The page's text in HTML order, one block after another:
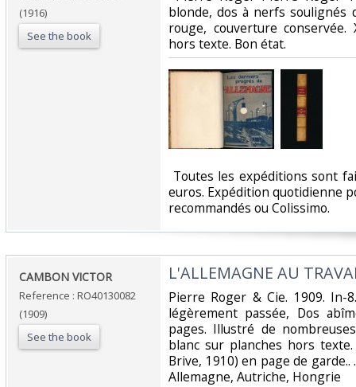
(1916)
See the book
blonde, dos à nerfs
rouge, couverture
hors texte. Bon état.‎
Toutes les expéditions sont
euros. Expédition quotidienne
recommandés ou Colissimo. ‎
‎CAMBON VICTOR‎
Reference : RO40130082
(1909)
See the book
‎L'ALLEMAGNE AU
‎Pierre Roger & Cie. 1909. In-
légèrement passée, Dos
pages. Illustré de
blanc sur planches hors
Brive, 1910) en page de garde..
Allemagne, Autriche, Hongrie‎